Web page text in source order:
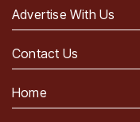
Advertise With Us
Contact Us
Home